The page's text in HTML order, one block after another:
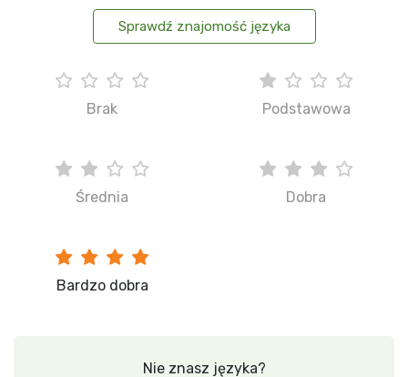
Sprawdź znajomość języka
Brak Podstawowa
Średnia Dobra
Bardzo dobra
Nie znasz języka?